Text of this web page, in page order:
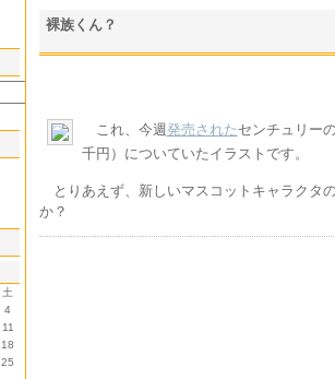
裸族くん？
これ、今週発売された センチュリー
千円）についていたイラストです。
とりあえず、新しいマスコットキャラクタ
か？
土
4
11
18
25